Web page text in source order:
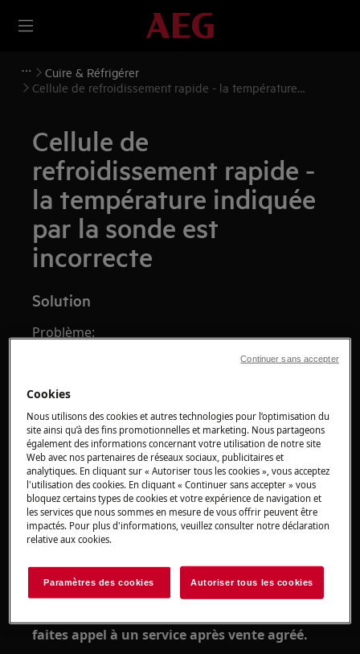
Cuire & Réfrigérer
Cellule de refroidissement rapide - la température
Cellule de
refroidissement rapide -
la température indiquée
par la sonde est
incorrecte
Solution
Problème:
Cellule de refroidissement rapide - la
incorrecte
S'applique à:
Cellule de refroidissement rapide
Solution :
1. Vérifiez que la sonde est correctement
positionnée au coeur de l'aliment.
2. Si la température est toujours incorrecte,
utilisez uniquement des cycles de
faites appel à un service après vente agréé.
Cookies
Nous utilisons des cookies et autres technologies pour l’optimisation du
site ainsi qu’à des fins promotionnelles et marketing. Nous partageons
également des informations concernant votre utilisation de notre site
Web avec nos partenaires de réseaux sociaux, publicitaires et
analytiques. En cliquant sur « Autoriser tous les cookies », vous acceptez
l'utilisation des cookies. En cliquant « Continuer sans accepter » vous
bloquez certains types de cookies et votre expérience de navigation et
les services que nous sommes en mesure de vous offrir peuvent être
impactés. Pour plus d'informations, veuillez consulter notre déclaration
relative aux cookies.
Paramètres des cookies Autoriser tous les cookies
Continuer sans accepter